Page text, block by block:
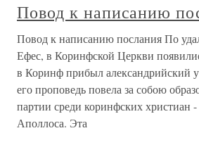
Повод к написанию
Повод к написанию послания По
Ефес, в Коринфской Церкви
в Коринф прибыл александрийский
его проповедь повела за собою
партии среди коринфских христиан
Аполлоса. Эта